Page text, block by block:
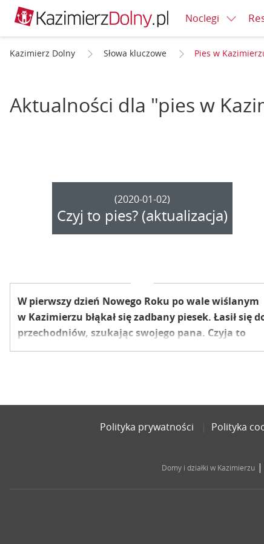
Noclegi
Kazimierz Dolny Słowa kluczowe Pies w
Aktualności dla "pies w
(2020-01-02)
Czyj to pies? (aktualizacja)
W pierwszy dzień Nowego Roku po wale wiślanym
w Kazimierzu błąkał się zadbany piesek. Łasił się
przechodniów, szukając swojego pana. Czyja to
zguba?
Polityka prywatności Polityka
Domy i działki w Kazimierzu |